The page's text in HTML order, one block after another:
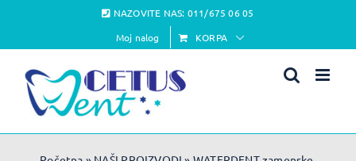
content
NAZOVITE NAS: 011/675 06 05
Moj nalog
KORPA